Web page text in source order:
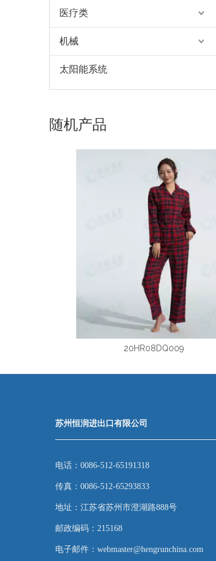
医疗类
机械
太阳能系统
随机产品
20HR08DQ009
苏州恒润进出口有限公司
电话：0086-512-65191318
传真：0086-512-65293833
地址：江苏省苏州市澄湖路888号
邮政编码：215168
电子邮件：webmaster@hengrunchina.com